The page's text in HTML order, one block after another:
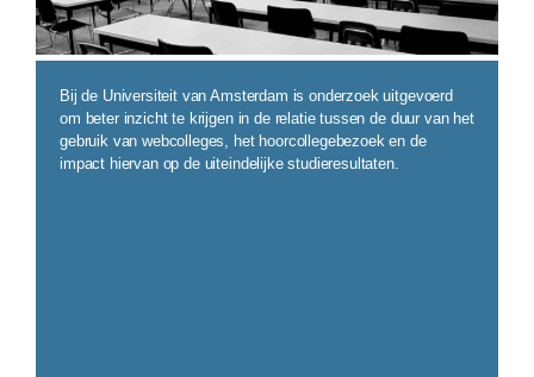
Bij de Universiteit van Amsterdam is onderzoek uitgevoerd
om beter inzicht te krijgen in de relatie tussen de duur van het
gebruik van webcolleges, het hoorcollegebezoek en de
impact hiervan op de uiteindelijke studieresultaten.